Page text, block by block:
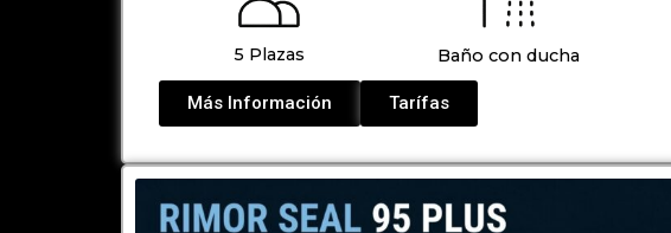
5 Plazas Baño con ducha
Más Información Tarífas